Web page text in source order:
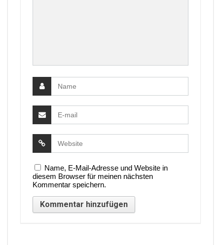
Name, E-Mail-Adresse und Website in
diesem Browser für meinen nächsten
Kommentar speichern.